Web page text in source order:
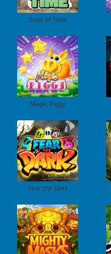
Book of Time
Magic Piggy
Fear the Dark